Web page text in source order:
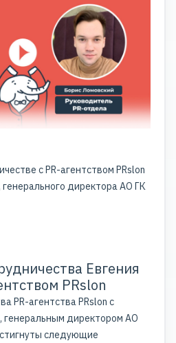
с PR-агентством PRslon
генерального директора АО ГК
Евгения
PRslon
PR-агентства PRslon с
генеральным директором АО
следующие